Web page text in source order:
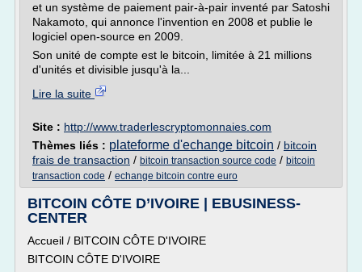
et un système de paiement pair-à-pair inventé par Satoshi
Nakamoto, qui annonce l'invention en 2008 et publie le
logiciel open-source en 2009.
Son unité de compte est le bitcoin, limitée à 21 millions
d'unités et divisible jusqu'à la...
Lire la suite
Site : http://www.traderlescryptomonnaies.com
Thèmes liés : plateforme d'echange bitcoin / bitcoin
frais de transaction / bitcoin transaction source code / bitcoin
transaction code / echange bitcoin contre euro
BITCOIN CÔTE D’IVOIRE | EBUSINESS-
CENTER
Accueil / BITCOIN CÔTE D'IVOIRE
BITCOIN CÔTE D'IVOIRE